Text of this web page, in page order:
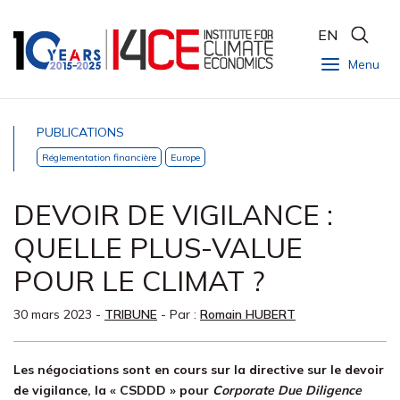
Menu
EN
PUBLICATIONS
Réglementation financière Europe
DEVOIR DE VIGILANCE :
QUELLE PLUS-VALUE
POUR LE CLIMAT ?
30 mars 2023 - TRIBUNE - Par : Romain HUBERT
Les négociations sont en cours sur la directive sur le devoir
de vigilance, la « CSDDD » pour Corporate Due Diligence